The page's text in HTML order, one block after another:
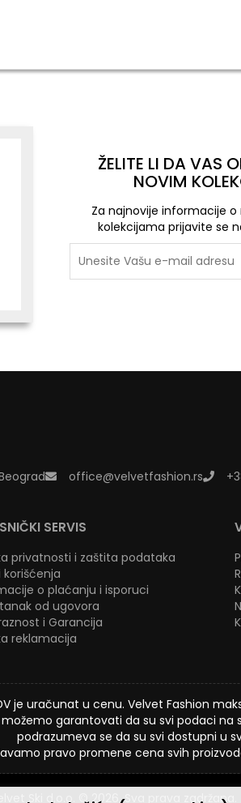
ŽELITE LI DA VAS
NOVIM
Za najnovije informacije
kolekcijama prijavite se
office@velvetfashion.rs
SERVIS
privatnosti i zaštita podataka
korišćenja
o plaćanju i isporuci
od ugovora
i Garancija
reklamacija
je uračunat u cenu. Velvet Fashion
garantovati da su svi podaci
podrazumeva se da su svi dostupni u
pravo promene cena svih
Ski d.o.o. © 2026. Sva prava zadržana. -